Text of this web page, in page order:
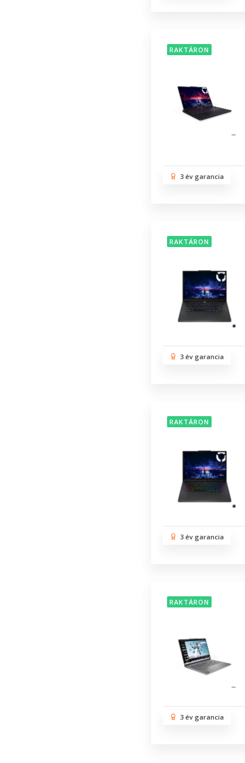
RAKTÁRON
3 év garancia
RAKTÁRON
3 év garancia
RAKTÁRON
3 év garancia
RAKTÁRON
3 év garancia